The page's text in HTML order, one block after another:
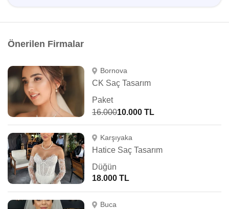
Önerilen Firmalar
Bornova
CK Saç Tasarım
Paket
16.00010.000 TL
Karşıyaka
Hatice Saç Tasarım
Düğün
18.000 TL
Buca